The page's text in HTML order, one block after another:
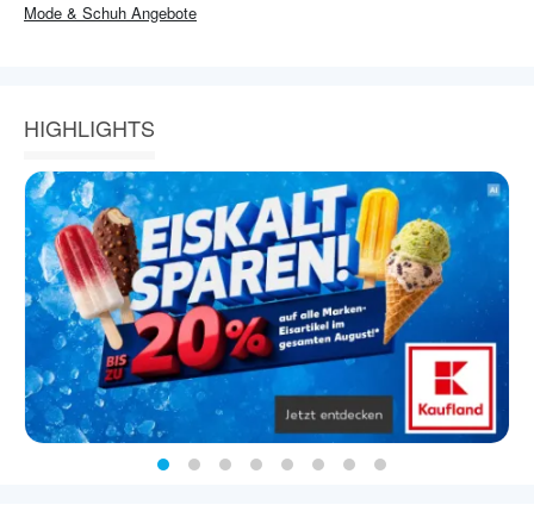
Mode & Schuh Angebote
HIGHLIGHTS